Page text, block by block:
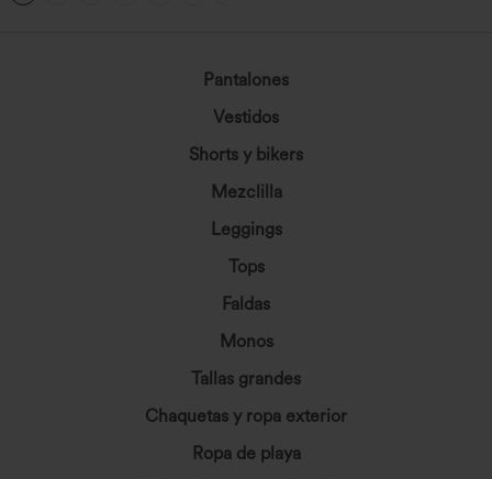
Pantalones
Vestidos
Shorts y bikers
Mezclilla
Leggings
Tops
Faldas
Monos
Tallas grandes
Chaquetas y ropa exterior
Ropa de playa